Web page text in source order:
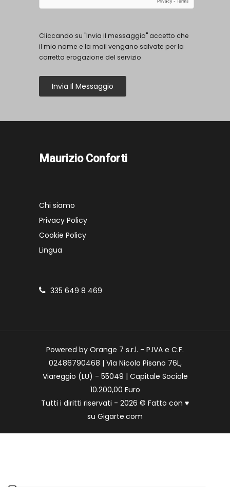
Cliccando su "Invia il messaggio" accetto che
il mio nome e la mail vengano salvate per la
corretta erogazione del servizio
Invia Il Messaggio
Maurizio Conforti
Chi siamo
Privacy Policy
Cookie Policy
Lingua
335 649 8 469
Powered by Orange 7 s.r.l. - P.IVA e C.F.
02486790468 | Via Nicola Pisano 76L,
Viareggio (LU) - 55049 | Capitale Sociale
10.200,00 Euro
Tutti i diritti riservati - 2026 © Fatto con ♥
su Gigarte.com